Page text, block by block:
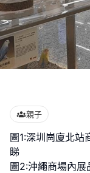
親子
圖1:深圳崗廈北
睇
圖2:沖繩商場內展